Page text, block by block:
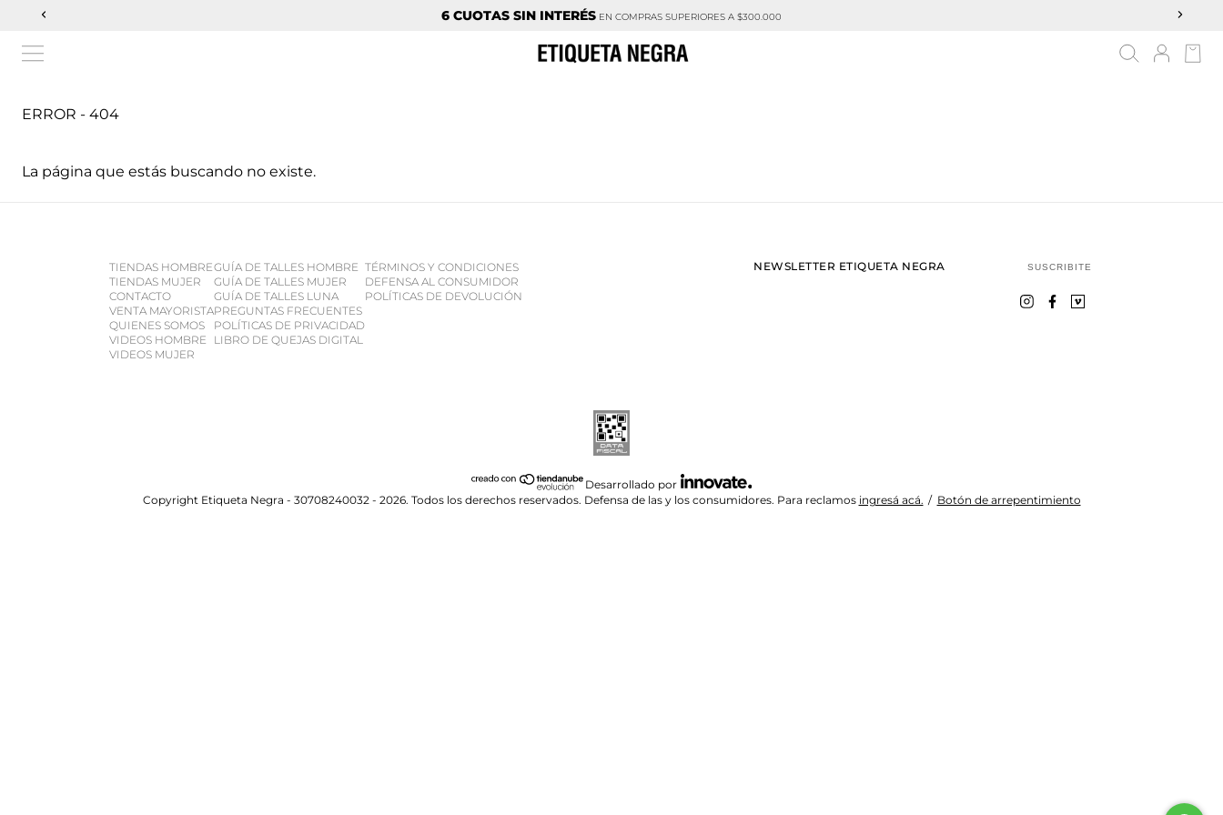
6 CUOTAS SIN INTERÉS EN COMPRAS SUPERIORES A $300.000
ERROR - 404
La página que estás buscando no existe.
TIENDAS HOMBRE
TIENDAS MUJER
CONTACTO
VENTA MAYORISTA
QUIENES SOMOS
VIDEOS HOMBRE
VIDEOS MUJER
GUÍA DE TALLES HOMBRE
GUÍA DE TALLES MUJER
GUÍA DE TALLES LUNA
PREGUNTAS FRECUENTES
POLÍTICAS DE PRIVACIDAD
LIBRO DE QUEJAS DIGITAL
TÉRMINOS Y CONDICIONES
DEFENSA AL CONSUMIDOR
POLÍTICAS DE DEVOLUCIÓN
NEWSLETTER ETIQUETA NEGRA SUSCRIBITE
Desarrollado por
Copyright Etiqueta Negra - 30708240032 - 2026. Todos los derechos reservados. Defensa de las y los consumidores. Para reclamos ingresá acá. / Botón de arrepentimiento